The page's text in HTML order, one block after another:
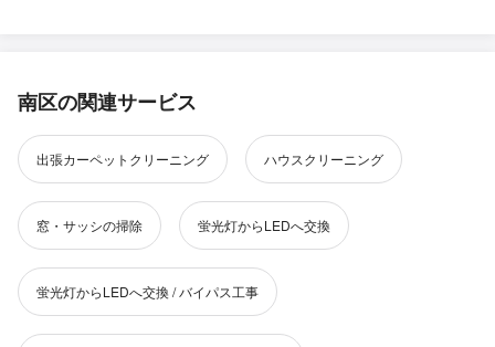
南区の関連サービス
出張カーペットクリーニング ハウスクリーニング
窓・サッシの掃除 蛍光灯からLEDへ交換
蛍光灯からLEDへ交換 / バイパス工事